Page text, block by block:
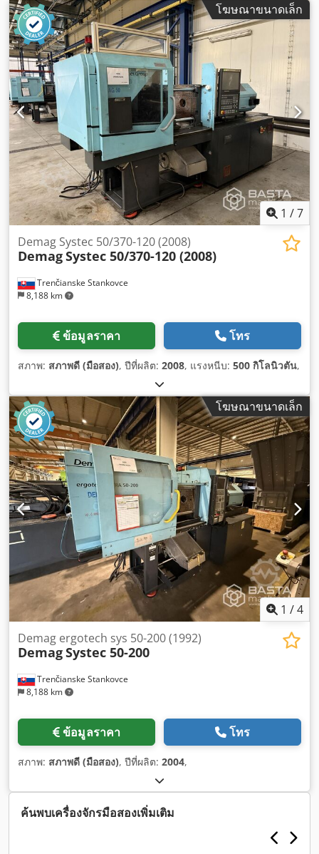
โฆษณาขนาดเล็ก
1 /7
Trenčianske Stankovce
8,188 km
Demag Systec 50/370-120 (2008)
DemagSystec 50/370-120 (2008)
ข้อมูลราคา โทร
สภาพ: สภาพดี (มือสอง), ปีที่ผลิต: 2008, แรงหนีบ: 500 กิโลนิวตัน,
โฆษณาขนาดเล็ก
1 /4
Trenčianske Stankovce
8,188 km
Demag ergotech sys 50-200 (1992)
DemagSystec 50-200
ข้อมูลราคา โทร
สภาพ: สภาพดี (มือสอง), ปีที่ผลิต: 2004,
ค้นพบเครื่องจักรมือสองเพิ่มเติม